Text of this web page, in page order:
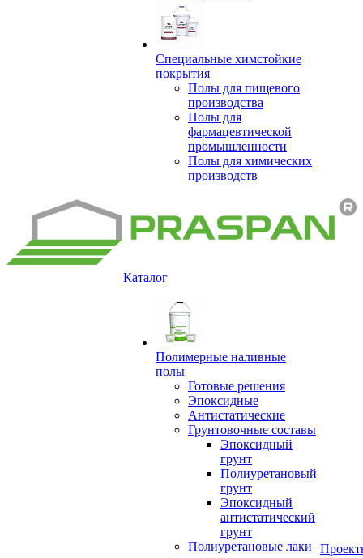
Специальные химстойкие
покрытия
Полы для пищевого
производства
Полы для
фармацевтической
промышленности
Полы для химических
производств
Каталог
Полимерные наливные
полы
Готовые решения
Эпоксидные
Антистатические
Грунтовочные составы
Эпоксидный
грунт
Полиуретановый
грунт
Эпоксидный
антистатический
грунт
Полиуретановые лаки